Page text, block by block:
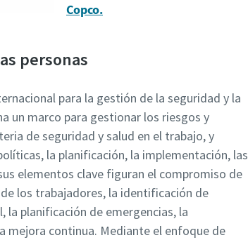
Copco.
personas
para la gestión de la seguridad y la
un marco para gestionar los riesgos y
de seguridad y salud en el trabajo, y
la planificación, la implementación, las
elementos clave figuran el compromiso de
los trabajadores, la identificación de
la planificación de emergencias, la
mejora continua. Mediante el enfoque de